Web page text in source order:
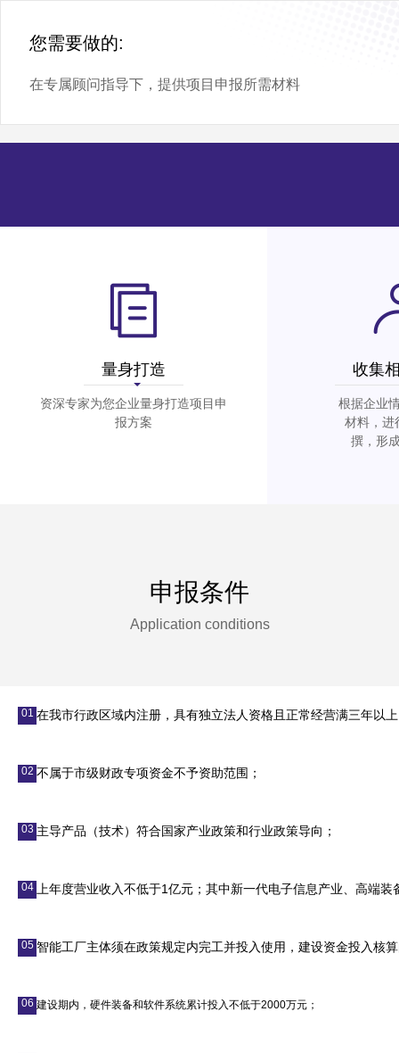
您需要做的:
在专属顾问指导下，提供项目申报所需材料
量身打造
资深专家为您企业量身打造项目申
报方案
收集
根据企业
材料，进
撰，形
申报条件
Application conditions
01 在我市行政区域内注册，具有独立法人资格且正常经营满三年以
02 不属于市级财政专项资金不予资助范围；
03 主导产品（技术）符合国家产业政策和行业政策导向；
04 上年度营业收入不低于1亿元；其中新一代电子信息产业、高端
05 智能工厂主体须在政策规定内完工并投入使用，建设资金投入核
06 建设期内，硬件装备和软件系统累计投入不低于2000万元；